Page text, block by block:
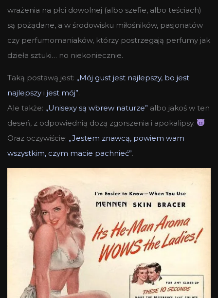
wrażenia na płci dowolnej (albo szefie, albo teściach)
są pożądane, a w środowisku miłośników, pasjonatów
czy perfumomaniaków, którzy postrzegają perfumy jak
dzieła sztuki… no niekoniecznie.
Taką postawą jest: „Mój gust jest najlepszy, bo jest
najlepszy i jest mój”.
Ale także: „Unisexy są wbrew naturze” albo jakoś w ten
deseń, z odpowiednią dozą zgorszenia i apokalipsy.
Oraz oczywiście: „Jestem znawcą, powiem wam
wszystkim, czym macie pachnieć”.